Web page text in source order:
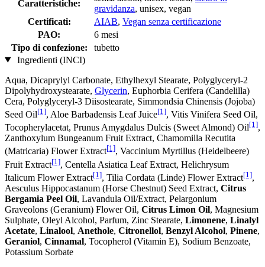
Caratteristiche:
gravidanza, unisex, vegan
Certificati:
AIAB, Vegan senza certificazione
PAO:
6 mesi
Tipo di confezione:
tubetto
Ingredienti (INCI)
Aqua, Dicaprylyl Carbonate, Ethylhexyl Stearate, Polyglyceryl-2
Dipolyhydroxystearate, Glycerin, Euphorbia Cerifera (Candelilla)
Cera, Polyglyceryl-3 Diisostearate, Simmondsia Chinensis (Jojoba)
Seed Oil[1], Aloe Barbadensis Leaf Juice[1], Vitis Vinifera Seed Oil,
Tocopherylacetat, Prunus Amygdalus Dulcis (Sweet Almond) Oil[1],
Zanthoxylum Bungeanum Fruit Extract, Chamomilla Recutita
(Matricaria) Flower Extract[1], Vaccinium Myrtillus (Heidelbeere)
Fruit Extract[1], Centella Asiatica Leaf Extract, Helichrysum
Italicum Flower Extract[1], Tilia Cordata (Linde) Flower Extract[1],
Aesculus Hippocastanum (Horse Chestnut) Seed Extract, Citrus
Bergamia Peel Oil, Lavandula Oil/Extract, Pelargonium
Graveolons (Geranium) Flower Oil, Citrus Limon Oil, Magnesium
Sulphate, Oleyl Alcohol, Parfum, Zinc Stearate, Limonene, Linalyl
Acetate, Linalool, Anethole, Citronellol, Benzyl Alcohol, Pinene,
Geraniol, Cinnamal, Tocopherol (Vitamin E), Sodium Benzoate,
Potassium Sorbate